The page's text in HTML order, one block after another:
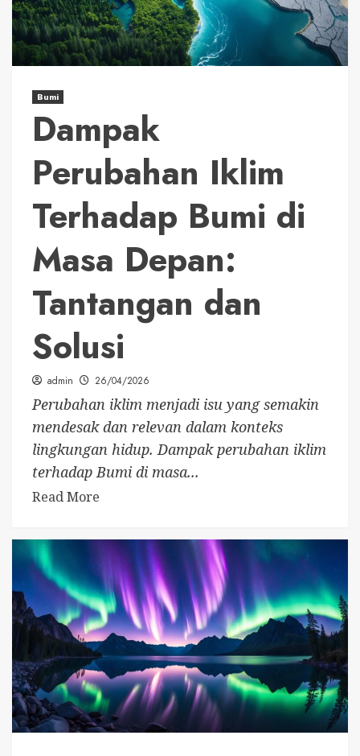
Bumi
Dampak
Perubahan Iklim
Terhadap Bumi di
Masa Depan:
Tantangan dan
Solusi
admin 26/04/2026
Perubahan iklim menjadi isu yang semakin
mendesak dan relevan dalam konteks
lingkungan hidup. Dampak perubahan iklim
terhadap Bumi di masa...
Read More